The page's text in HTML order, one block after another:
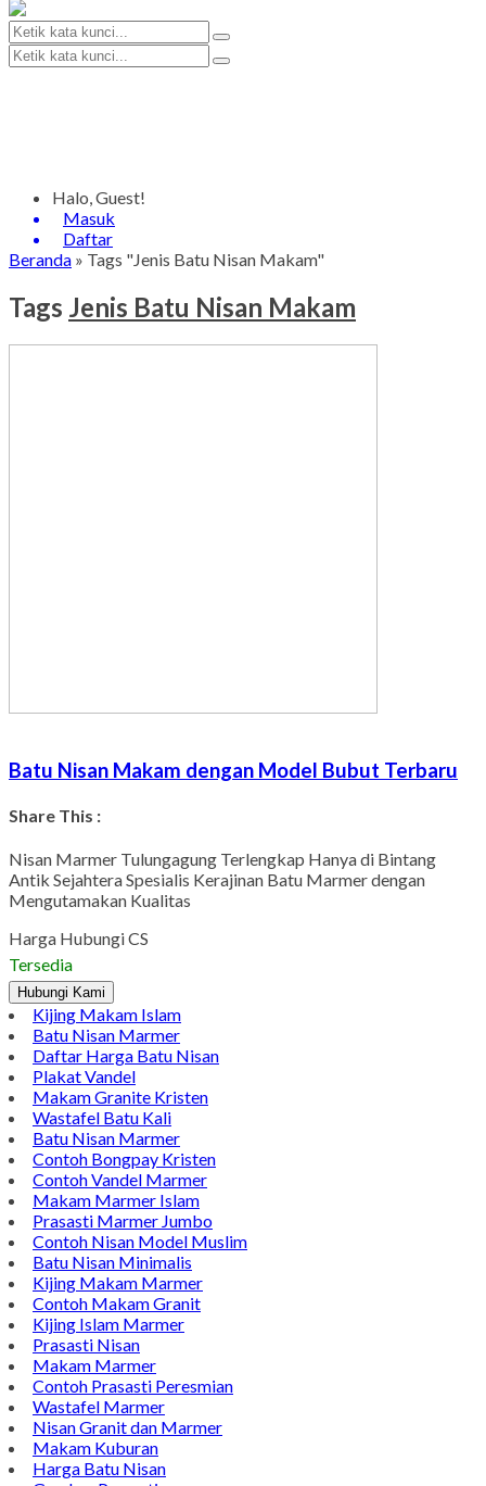
Halo, Guest!
Masuk
Daftar
Beranda » Tags "Jenis Batu Nisan Makam"
Tags Jenis Batu Nisan Makam
Batu Nisan Makam dengan Model Bubut Terbaru
Share This :
Facebook
Twitter
WhatsApp
Pinterest
LinkedIn
Tumblr
Gmail
Nisan Marmer Tulungagung Terlengkap Hanya di Bintang
Antik Sejahtera Spesialis Kerajinan Batu Marmer dengan
Mengutamakan Kualitas
Harga Hubungi CS
Tersedia
Hubungi Kami
Kijing Makam Islam
Batu Nisan Marmer
Daftar Harga Batu Nisan
Plakat Vandel
Makam Granite Kristen
Wastafel Batu Kali
Batu Nisan Marmer
Contoh Bongpay Kristen
Contoh Vandel Marmer
Makam Marmer Islam
Prasasti Marmer Jumbo